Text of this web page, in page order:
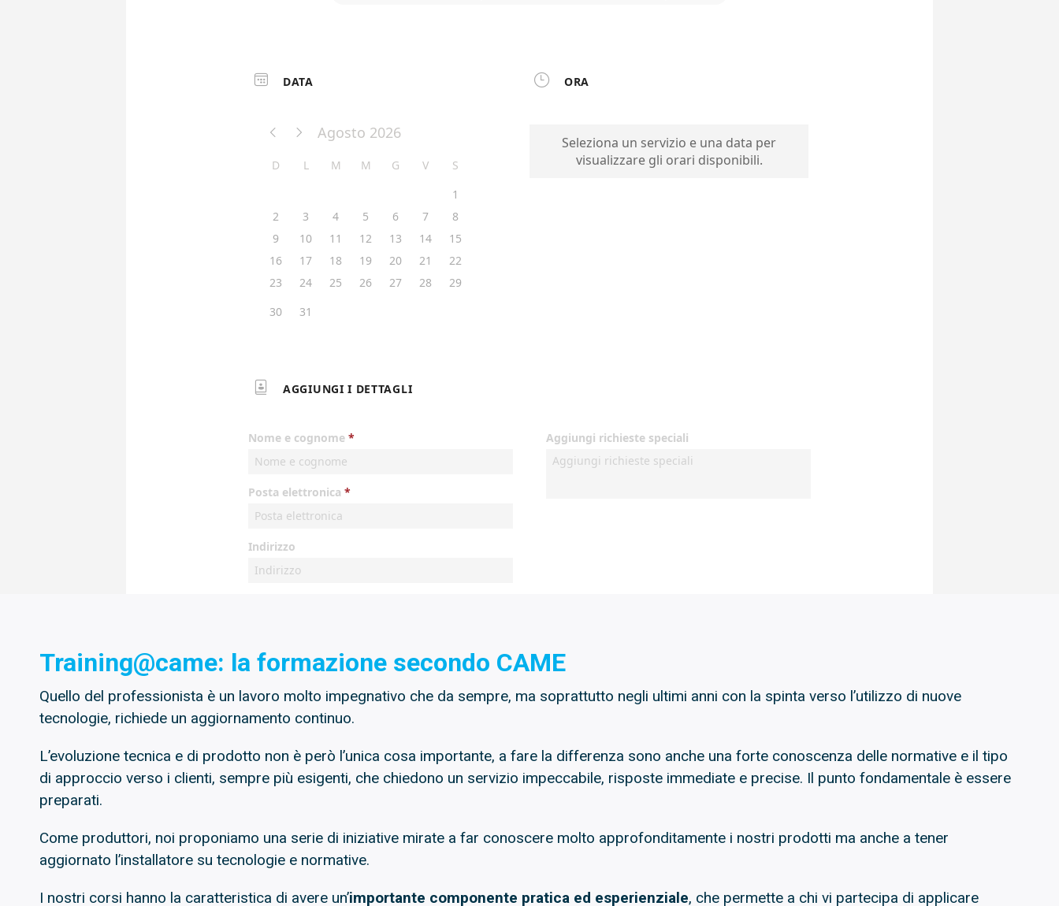
Training@came: la formazione secondo CAME
Quello del professionista è un lavoro molto impegnativo che da sempre, ma soprattutto negli ultimi anni con la spinta verso l’utilizzo di nuove
tecnologie, richiede un aggiornamento continuo.
L’evoluzione tecnica e di prodotto non è però l’unica cosa importante, a fare la differenza sono anche una forte conoscenza delle normative e il tipo
di approccio verso i clienti, sempre più esigenti, che chiedono un servizio impeccabile, risposte immediate e precise. Il punto fondamentale è essere
preparati.
Come produttori, noi proponiamo una serie di iniziative mirate a far conoscere molto approfonditamente i nostri prodotti ma anche a tener
aggiornato l’installatore su tecnologie e normative.
I nostri corsi hanno la caratteristica di avere un’importante componente pratica ed esperienziale, che permette a chi vi partecipa di applicare